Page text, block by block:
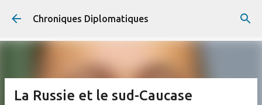
Accéder au contenu principal
Chroniques Diplomatiques
La Russie et le sud-Caucase